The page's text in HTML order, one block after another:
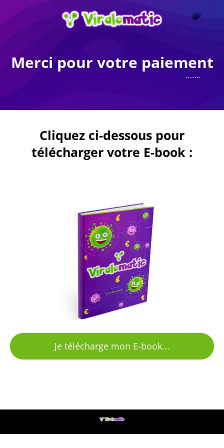
Merci pour votre paiement
Cliquez ci-dessous pour
télécharger votre E-book :
Je télécharge mon E-book...